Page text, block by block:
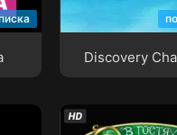
Discovery
Discovery